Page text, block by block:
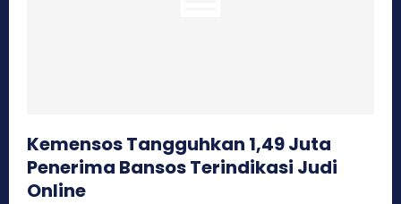
Kemensos Tangguhkan 1,49 Juta
Penerima Bansos Terindikasi Judi
Online